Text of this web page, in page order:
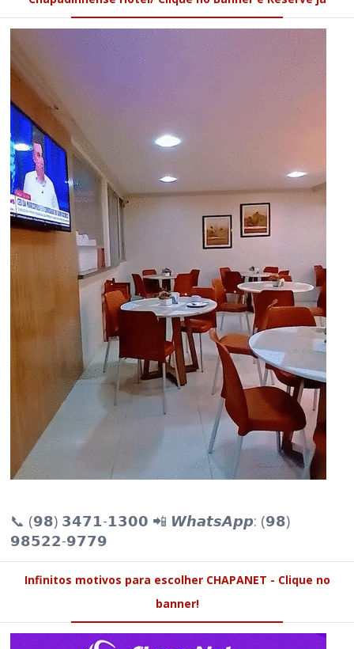
📞 (𝟵𝟴) 𝟯𝟰𝟳𝟭-𝟭𝟯𝟬𝟬 📲 𝙒𝙝𝙖𝙩𝙨𝘼𝙥𝙥: (𝟵𝟴)
𝟵𝟴𝟱𝟮𝟮-𝟵𝟳𝟳𝟵
Infinitos motivos para escolher CHAPANET - Clique no
banner!